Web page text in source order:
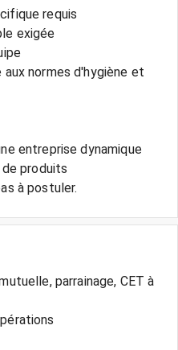
requis
exigée
normes d'hygiène et
entreprise dynamique
produits
parrainage, CET à